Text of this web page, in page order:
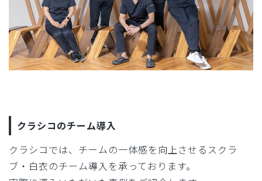
クラシコのチーム導入
クラシコでは、チームの一体感を向上させるスクラ
ブ・白衣のチーム導入を承っております。